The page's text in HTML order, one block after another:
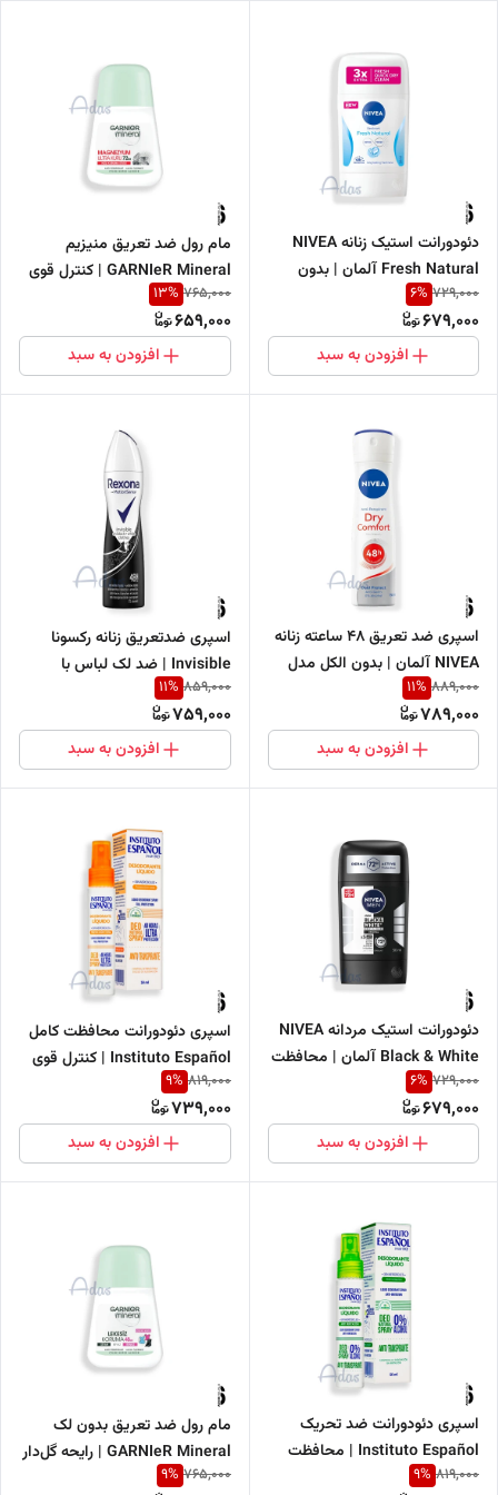
دئودورانت استیک زنانه NIVEA
Fresh Natural آلمان | بدون
آلومینیوم و 48 ساعته
729,000
6%
679,000
افزودن به سبد
مام رول ضد تعریق منیزیم
GARNIeR Mineral | کنترل قوی
تعریق تا 72 ساعت 50 میل
765,000
13%
659,000
افزودن به سبد
اسپری ضد تعریق 48 ساعته زنانه
NIVEA آلمان | بدون الکل مدل
Dry Comfort
889,000
11%
789,000
افزودن به سبد
اسپری ضدتعریق زنانه رکسونا
Invisible | ضد لک لباس با
محافظت ۴۸ ساعته ۲۰۰ میل
859,000
11%
759,000
افزودن به سبد
دئودورانت استیک مردانه NIVEA
Black & White آلمان | محافظت
72 ساعته ضد لک
729,000
6%
679,000
افزودن به سبد
اسپری دئودورانت محافظت کامل
Instituto Español | کنترل قوی
تعریق 50 میل
819,000
9%
739,000
افزودن به سبد
اسپری دئودورانت ضد تحریک
Instituto Español | محافظت
48 ساعته 50 میل
819,000
9%
مام رول ضد تعریق بدون لک
GARNIeR Mineral | رایحه گل‌دار
و محافظت 48 ساعته 50 میل
765,000
9%